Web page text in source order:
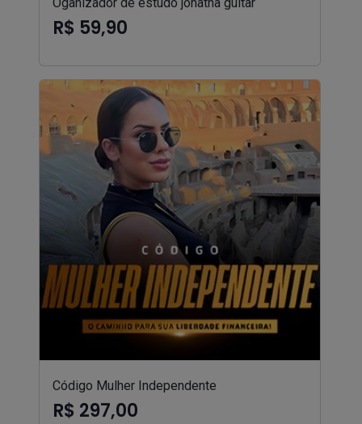
R$ 59,90
Código Mulher Independente
R$ 297,00